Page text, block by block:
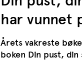
har vunnet
Årets vakreste
boken Din pust,